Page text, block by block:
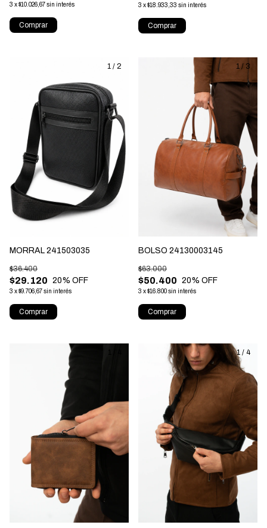
3 x$10.026,67sin interés
Comprar
3 x$18.933,33 sin interés
Comprar
1 / 2
MORRAL 241503035
$29.120
$36.400
20% OFF
3 x$9.706,67sin interés
Comprar
1 / 3
BOLSO 24130003145
$50.400
$63.000
20% OFF
3 x$16.800sin interés
Comprar
1 / 4